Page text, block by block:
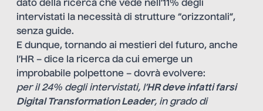
dato della ricerca che vede nell’11% degli
intervistati la necessità di strutture “orizzontali”,
senza guide.
E dunque, tornando ai mestieri del futuro, anche
l’HR – dice la ricerca da cui emerge un
improbabile polpettone – dovrà evolvere:
per il 24% degli intervistati, l’HR deve infatti farsi
Digital Transformation Leader, in grado di